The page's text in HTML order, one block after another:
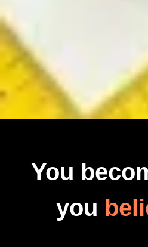
You
you